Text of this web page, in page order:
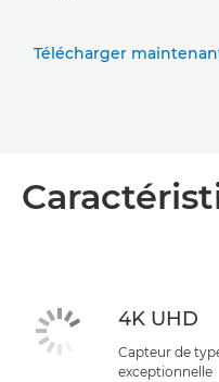
Télécharger
4K UHD
Capteur de
exceptionnelle